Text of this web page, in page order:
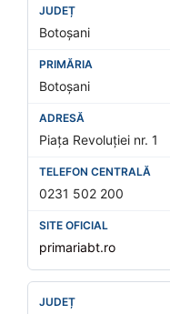
Botoșani
Botoșani
Piața Revoluției nr. 1
0231 502 200
primariabt.ro